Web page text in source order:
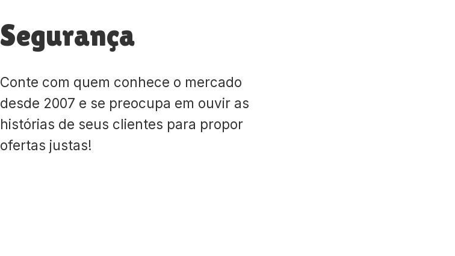
Segurança
Conte com quem conhece o mercado
desde 2007 e se preocupa em ouvir as
histórias de seus clientes para propor
ofertas justas!